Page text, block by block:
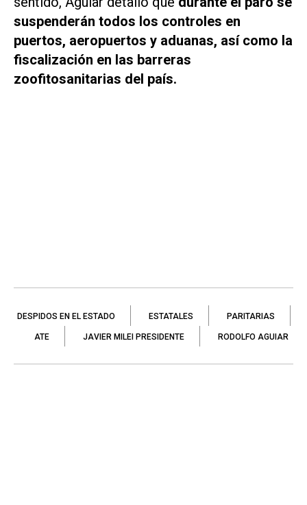
suspenderán todos los controles en
puertos, aeropuertos y aduanas, así como la
fiscalización en las barreras
zoofitosanitarias del país.
DESPIDOS EN EL ESTADO ESTATALES PARITARIAS
ATE JAVIER MILEI PRESIDENTE RODOLFO AGUIAR